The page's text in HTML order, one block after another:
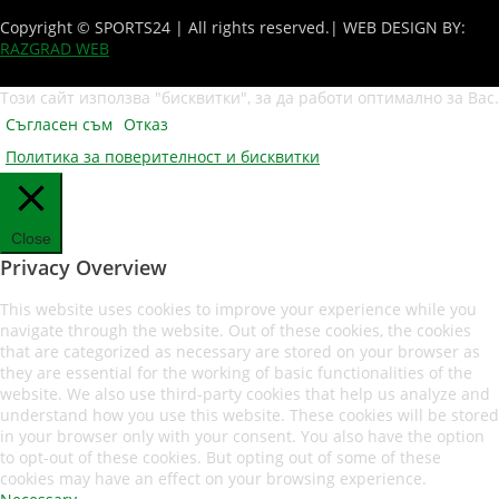
Copyright © SPORTS24 | All rights reserved. | WEB DESIGN BY:
RAZGRAD WEB
Този сайт използва "бисквитки", за да работи оптимално за Вас.
Съгласен съм Отказ
Политика за поверителност и бисквитки
Close
Privacy Overview
This website uses cookies to improve your experience while you
navigate through the website. Out of these cookies, the cookies
that are categorized as necessary are stored on your browser as
they are essential for the working of basic functionalities of the
website. We also use third-party cookies that help us analyze and
understand how you use this website. These cookies will be stored
in your browser only with your consent. You also have the option
to opt-out of these cookies. But opting out of some of these
cookies may have an effect on your browsing experience.